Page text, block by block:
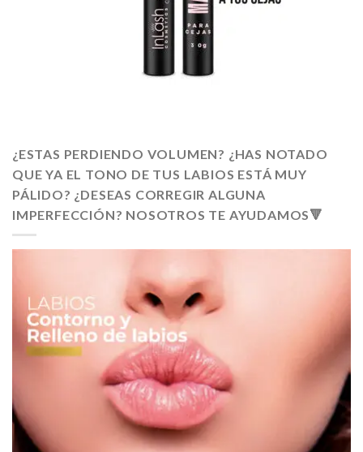
¿ESTAS PERDIENDO VOLUMEN? ¿HAS NOTADO
QUE YA EL TONO DE TUS LABIOS ESTÁ MUY
PÁLIDO? ¿DESEAS CORREGIR ALGUNA
IMPERFECCIÓN? NOSOTROS TE AYUDAMOS🔻